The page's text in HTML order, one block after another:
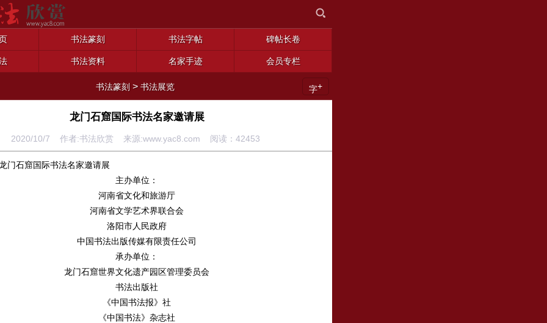
书法篆刻 书法字帖 碑帖长卷
书法资料 名家手迹 会员专栏
书法篆刻 >书法展览 字+
龙门石窟国际书法名家邀请展
2020/10/7 作者:书法欣赏 来源:www.yac8.com 阅读： 42453
石窟国际书法名家邀请展
主办单位：
河南省文化和旅游厅
河南省文学艺术界联合会
洛阳市人民政府
中国书法出版传媒有限责任公司
承办单位：
龙门石窟世界文化遗产园区管理委员会
书法出版社
《中国书法报》社
《中国书法》杂志社